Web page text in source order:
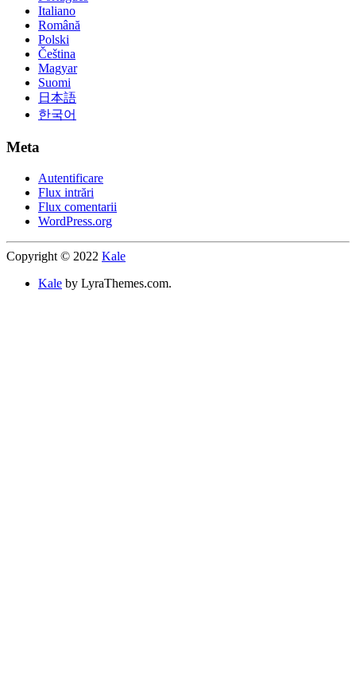
Italiano
Română
Polski
Čeština
Magyar
Suomi
日本語
한국어
Meta
Autentificare
Flux intrări
Flux comentarii
WordPress.org
Copyright © 2022 Kale
Kale by LyraThemes.com.